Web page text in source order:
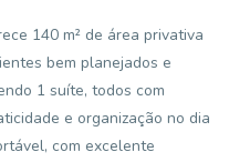
140 m² de área privativa
bem planejados e
1 suíte, todos com
e organização no dia
com excelente